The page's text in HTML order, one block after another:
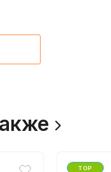
TOP